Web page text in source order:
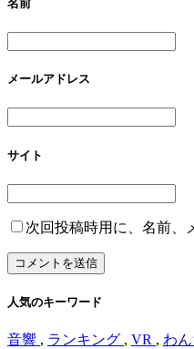
名前
メールアドレス
サイト
次回投稿時用に、名前、
人気のキーワード
音響 , ランキング , VR , わ